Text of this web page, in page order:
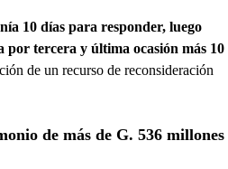
10 días para responder, luego
por tercera y última ocasión más 10
de un recurso de reconsideración
de más de G. 536 millones